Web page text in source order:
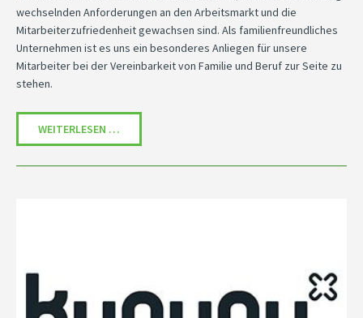
wechselnden Anforderungen an den Arbeitsmarkt und die
Mitarbeiterzufriedenheit gewachsen sind. Als familienfreundliches
Unternehmen ist es uns ein besonderes Anliegen für unsere
Mitarbeiter bei der Vereinbarkeit von Familie und Beruf zur Seite zu
stehen.
WEITERLESEN …